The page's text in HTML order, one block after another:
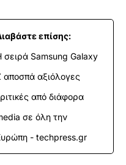
επίσης:
σειρά Samsung Galaxy
αποσπά αξιόλογες
από διάφορα
σε όλη την
- techpress.gr